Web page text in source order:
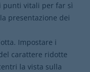
punti vitali per far sì
presentazione dei
Impostare i
carattere ridotte
la vista sulla